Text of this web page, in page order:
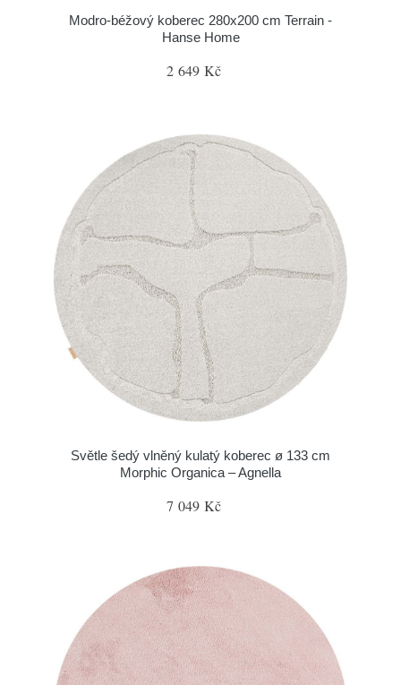
Modro-béžový koberec 280x200 cm Terrain -
Hanse Home
2 649 Kč
Světle šedý vlněný kulatý koberec ø 133 cm
Morphic Organica – Agnella
7 049 Kč